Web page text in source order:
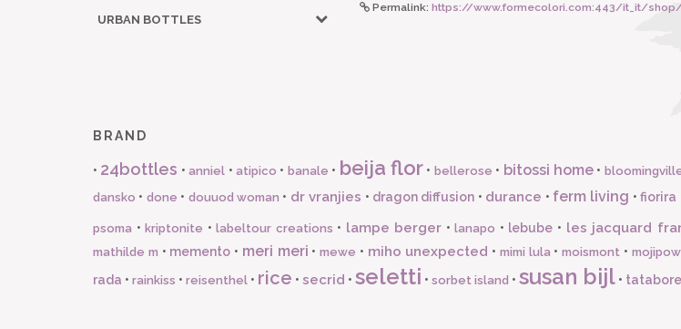
URBAN BOTTLES
Permalink: https://www.formecolori.com:443/it_it/
BRAND
• 24bottles •anniel •atipico • banale • beija flor • bellerose • bitossi home •
dansko • done • douuod woman • dr vranjies • dragon diffusion • durance • ferm living •fiorira
psoma •kriptonite •labeltour creations • lampe berger •lanapo • lebube • les jacquard
mathilde m • memento • meri meri •mewe • miho unexpected • mimi lula •moismont •
rada • rainkiss • reisenthel • rice • secrid • seletti • sorbet island • susan bijl •